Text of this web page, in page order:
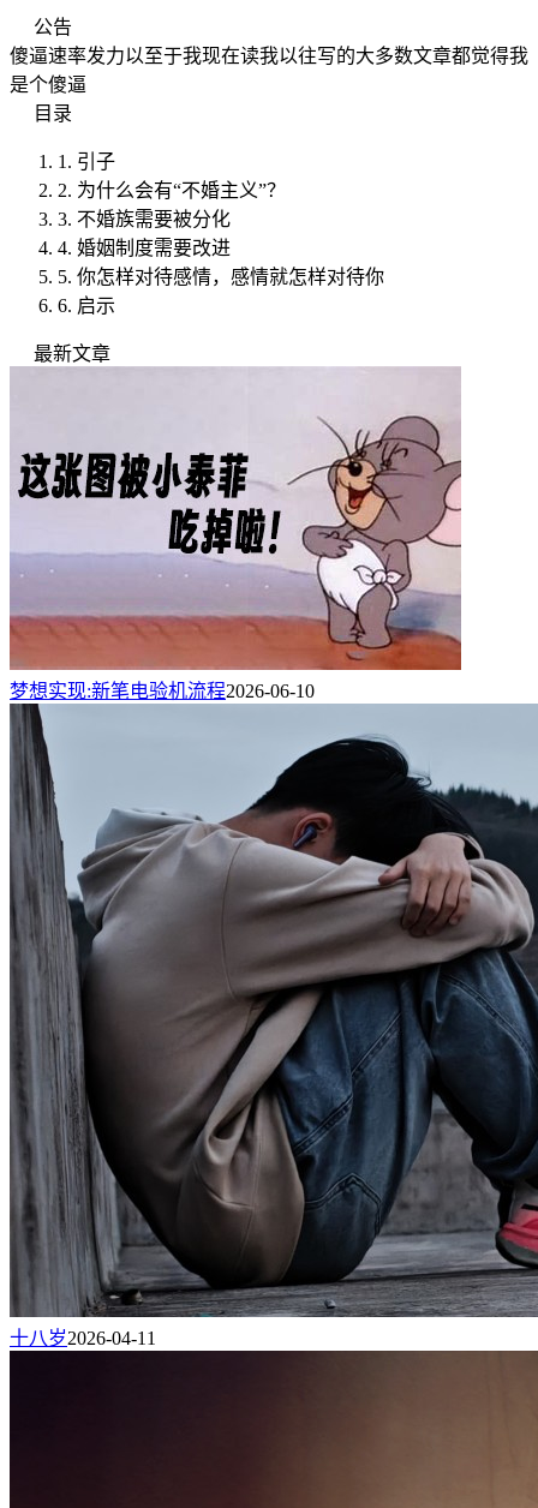
公告
傻逼速率发力以至于我现在读我以往写的大多数文章都觉得我
是个傻逼
目录
1. 引子
2. 为什么会有“不婚主义”？
3. 不婚族需要被分化
4. 婚姻制度需要改进
5. 你怎样对待感情，感情就怎样对待你
6. 启示
最新文章
梦想实现:新笔电验机流程2026-06-10
十八岁2026-04-11